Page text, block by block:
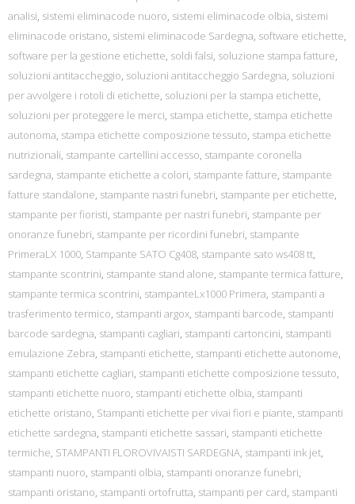
analisi, sistemi eliminacode nuoro, sistemi eliminacode olbia, sistemi
eliminacode oristano, sistemi eliminacode Sardegna, software etichette,
software per la gestione etichette, soldi falsi, soluzione stampa fatture,
soluzioni antitaccheggio, soluzioni antitaccheggio Sardegna, soluzioni
per avvolgere i rotoli di etichette, soluzioni per la stampa etichette,
soluzioni per proteggere le merci, stampa etichette, stampa etichette
autonoma, stampa etichette composizione tessuto, stampa etichette
nutrizionali, stampante cartellini accesso, stampante coronella
sardegna, stampante etichette a colori, stampante fatture, stampante
fatture standalone, stampante nastri funebri, stampante per etichette,
stampante per fioristi, stampante per nastri funebri, stampante per
onoranze funebri, stampante per ricordini funebri, stampante
PrimeraLX 1000, Stampante SATO Cg408, stampante sato ws408 tt,
stampante scontrini, stampante stand alone, stampante termica fatture,
stampante termica scontrini, stampanteLx1000 Primera, stampanti a
trasferimento termico, stampanti argox, stampanti barcode, stampanti
barcode sardegna, stampanti cagliari, stampanti cartoncini, stampanti
emulazione Zebra, stampanti etichette, stampanti etichette autonome,
stampanti etichette cagliari, stampanti etichette composizione tessuto,
stampanti etichette nuoro, stampanti etichette olbia, stampanti
etichette oristano, Stampanti etichette per vivai fiori e piante, stampanti
etichette sardegna, stampanti etichette sassari, stampanti etichette
termiche, STAMPANTI FLOROVIVAISTI SARDEGNA, stampanti ink jet,
stampanti nuoro, stampanti olbia, stampanti onoranze funebri,
stampanti oristano, stampanti ortofrutta, stampanti per card, stampanti